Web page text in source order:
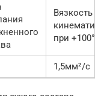
Вязкость
при +100°С
1,5мм²/с